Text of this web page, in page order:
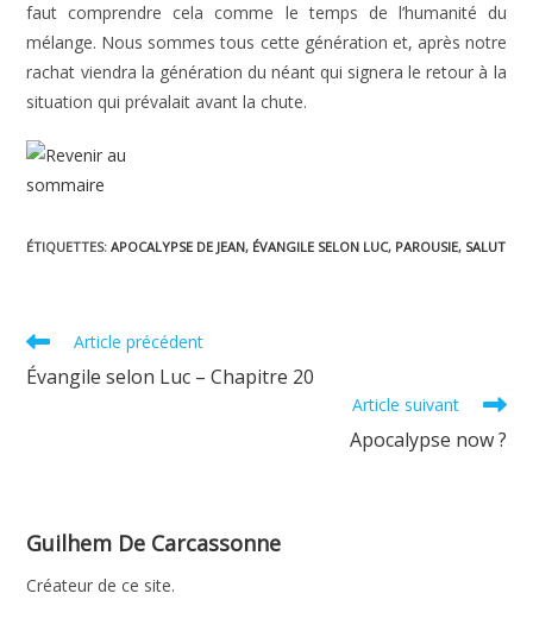
faut comprendre cela comme le temps de l’humanité du
mélange. Nous sommes tous cette génération et, après notre
rachat viendra la génération du néant qui signera le retour à la
situation qui prévalait avant la chute.
ÉTIQUETTES:APOCALYPSE DE JEAN, ÉVANGILE SELON LUC, PAROUSIE, SALUT
Read
more
articles
Article précédent
Évangile selon Luc – Chapitre 20
Article suivant
Apocalypse now ?
Guilhem De Carcassonne
Créateur de ce site.